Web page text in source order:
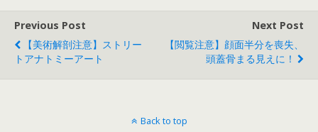
Previous Post
【美術解剖注意】ストリー
トアナトミーアート
Next Post
【閲覧注意】顔面半分を喪失、
頭蓋骨まる見えに！
Back to top